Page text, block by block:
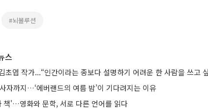
#뇌볼루션
스
초엽 작가...“인간이라는 종보다 설명하기 어려운 한 사람을 쓰고
자까지…‘에버랜드의 여름 밤’이 기다려지는 이유
책'…영화와 문학, 서로 다른 언어를 읽다